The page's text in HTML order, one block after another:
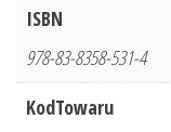
ISBN
978-83-8358-531-4
KodTowaru